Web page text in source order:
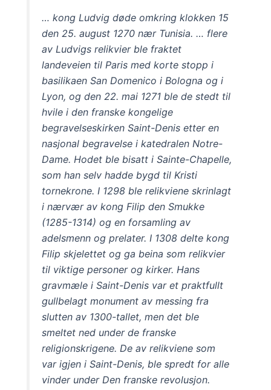
… kong Ludvig døde omkring klokken 15
den 25. august 1270 nær Tunisia. … flere
av Ludvigs relikvier ble fraktet
landeveien til Paris med korte stopp i
basilikaen San Domenico i Bologna og i
Lyon, og den 22. mai 1271 ble de stedt til
hvile i den franske kongelige
begravelseskirken Saint-Denis etter en
nasjonal begravelse i katedralen Notre-
Dame. Hodet ble bisatt i Sainte-Chapelle,
som han selv hadde bygd til Kristi
tornekrone. I 1298 ble relikviene skrinlagt
i nærvær av kong Filip den Smukke
(1285-1314) og en forsamling av
adelsmenn og prelater. I 1308 delte kong
Filip skjelettet og ga beina som relikvier
til viktige personer og kirker. Hans
gravmæle i Saint-Denis var et praktfullt
gullbelagt monument av messing fra
slutten av 1300-tallet, men det ble
smeltet ned under de franske
religionskrigene. De av relikviene som
var igjen i Saint-Denis, ble spredt for alle
vinder under Den franske revolusjon.